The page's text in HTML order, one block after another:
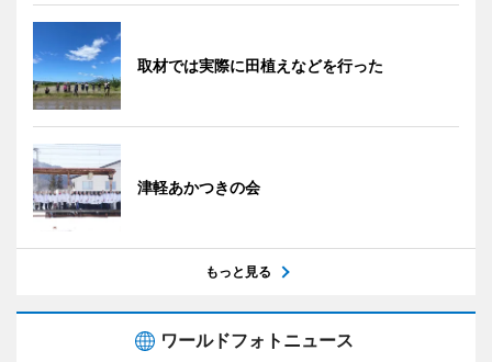
取材では実際に田植えなどを行った
津軽あかつきの会
もっと見る
ワールドフォトニュース